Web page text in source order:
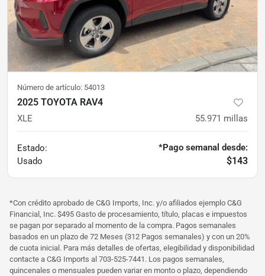
Número de artículo: 54013
2025 TOYOTA RAV4
XLE 55.971 millas
Estado:
Usado
*Pago semanal desde:
$143
*Con crédito aprobado de C&G Imports, Inc. y/o afiliados ejemplo C&G
Financial, Inc. $495 Gasto de procesamiento, título, placas e impuestos
se pagan por separado al momento de la compra. Pagos semanales
basados ​​en un plazo de 72 Meses (312 Pagos semanales) y con un 20%
de cuota inicial. Para más detalles de ofertas, elegibilidad y disponibilidad
contacte a C&G Imports al 703-525-7441. Los pagos semanales,
quincenales o mensuales pueden variar en monto o plazo, dependiendo